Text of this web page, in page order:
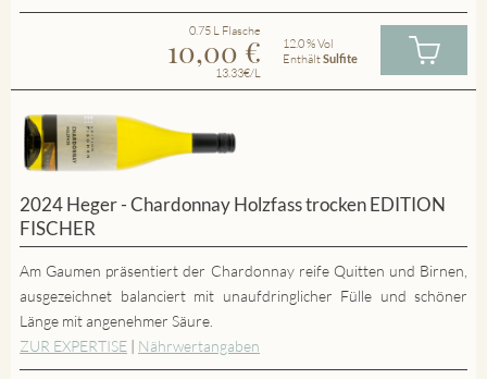
0.75 L Flasche
10,00 €
13.33€/L
12.0 % Vol
EnthältSulfite
2024 Heger - Chardonnay Holzfass trocken EDITION
FISCHER
Am Gaumen präsentiert der Chardonnay reife Quitten und Birnen,
ausgezeichnet balanciert mit unaufdringlicher Fülle und schöner
Länge mit angenehmer Säure.
ZUR EXPERTISE | Nährwertangaben